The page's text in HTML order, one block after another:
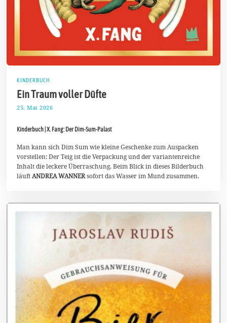
KINDERBUCH
Ein Traum voller Düfte
25. Mai 2026
u
i
0
2
6
Kinderbuch | X. Fang: Der Dim-Sum-Palast
Man kann sich Dim Sum wie kleine Geschenke zum Auspacken
vorstellen: Der Teig ist die Verpackung und der variantenreiche
Inhalt die leckere Überraschung. Beim Blick in dieses Bilderbuch
läuft ANDREA WANNERsofort das Wasser im Mund zusammen.